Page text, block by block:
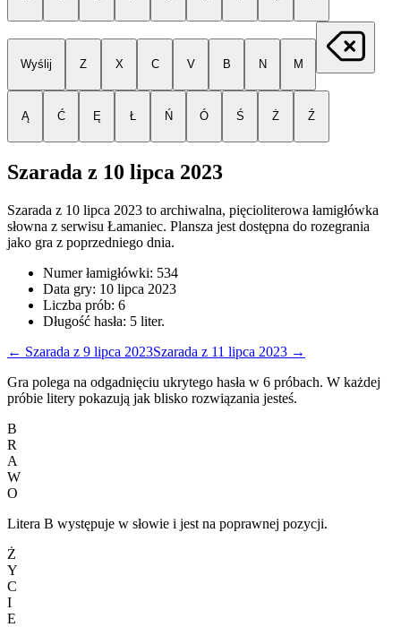
Wyślij Z X C V B N M
Ą Ć Ę Ł Ń Ó Ś Ż Ź
Szarada z 10 lipca 2023
Szarada z 10 lipca 2023 to archiwalna, pięcioliterowa łamigłówka
słowna z serwisu Łamaniec. Plansza jest dostępna do rozegrania
jako gra z poprzedniego dnia.
Numer łamigłówki: 534
Data gry: 10 lipca 2023
Liczba prób: 6
Długość hasła: 5 liter.
← Szarada z 9 lipca 2023Szarada z 11 lipca 2023 →
Gra polega na odgadnięciu ukrytego hasła w 6 próbach. W każdej
próbie litery pokazują jak blisko rozwiązania jesteś.
B
R
A
W
O
Litera B występuje w słowie i jest na poprawnej pozycji.
Ż
Y
C
I
E